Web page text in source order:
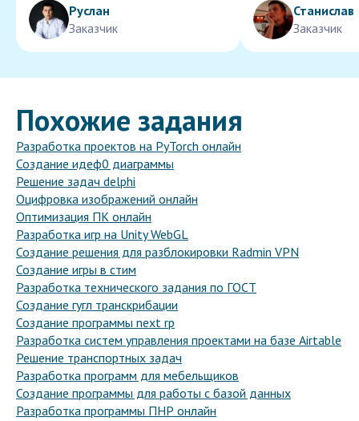
Руслан
Заказчик
Станислав
Заказчик
Похожие задания
Разработка проектов на PyTorch онлайн
Создание идеф0 диаграммы
Решение задач delphi
Оцифровка изображений онлайн
Оптимизация ПК онлайн
Разработка игр на Unity WebGL
Создание решения для разблокировки Radmin VPN
Создание игры в стим
Разработка технического задания по ГОСТ
Создание гугл транскрибации
Создание программы next rp
Разработка систем управления проектами на базе Airtable
Решение транспортных задач
Разработка программ для мебельщиков
Создание программы для работы с базой данных
Разработка программы ПНР онлайн